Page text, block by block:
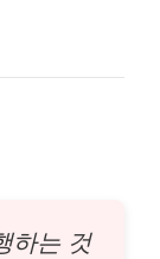
하는 것